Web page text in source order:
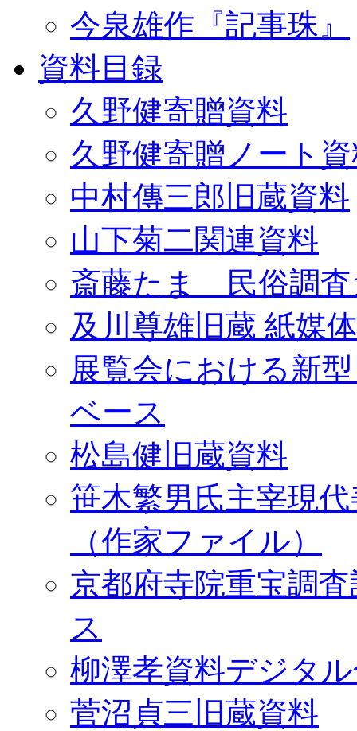
今泉雄作『記事珠』
資料目録
久野健寄贈資料
久野健寄贈ノート
中村傳三郎旧蔵資料
山下菊二関連資料
斎藤たま 民俗調査
及川尊雄旧蔵 紙媒
展覧会における新
ベース
松島健旧蔵資料
笹木繁男氏主宰現
（作家ファイル）
京都府寺院重宝調
ス
柳澤孝資料デジタ
菅沼貞三旧蔵資料